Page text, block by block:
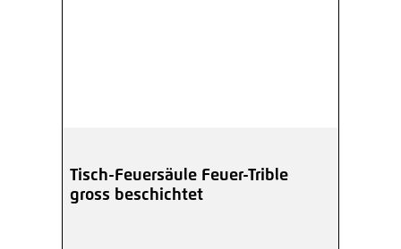
Tisch-Feuersäule Feuer-Trible
gross beschichtet